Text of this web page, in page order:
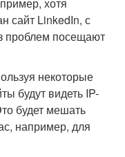
сайт LinkedIn, с
проблем посещают
некоторые
будут видеть IP-
будет мешать
например, для